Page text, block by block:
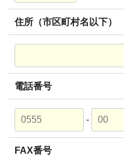
住所（市区町村名以下）
電話番号
-
FAX番号